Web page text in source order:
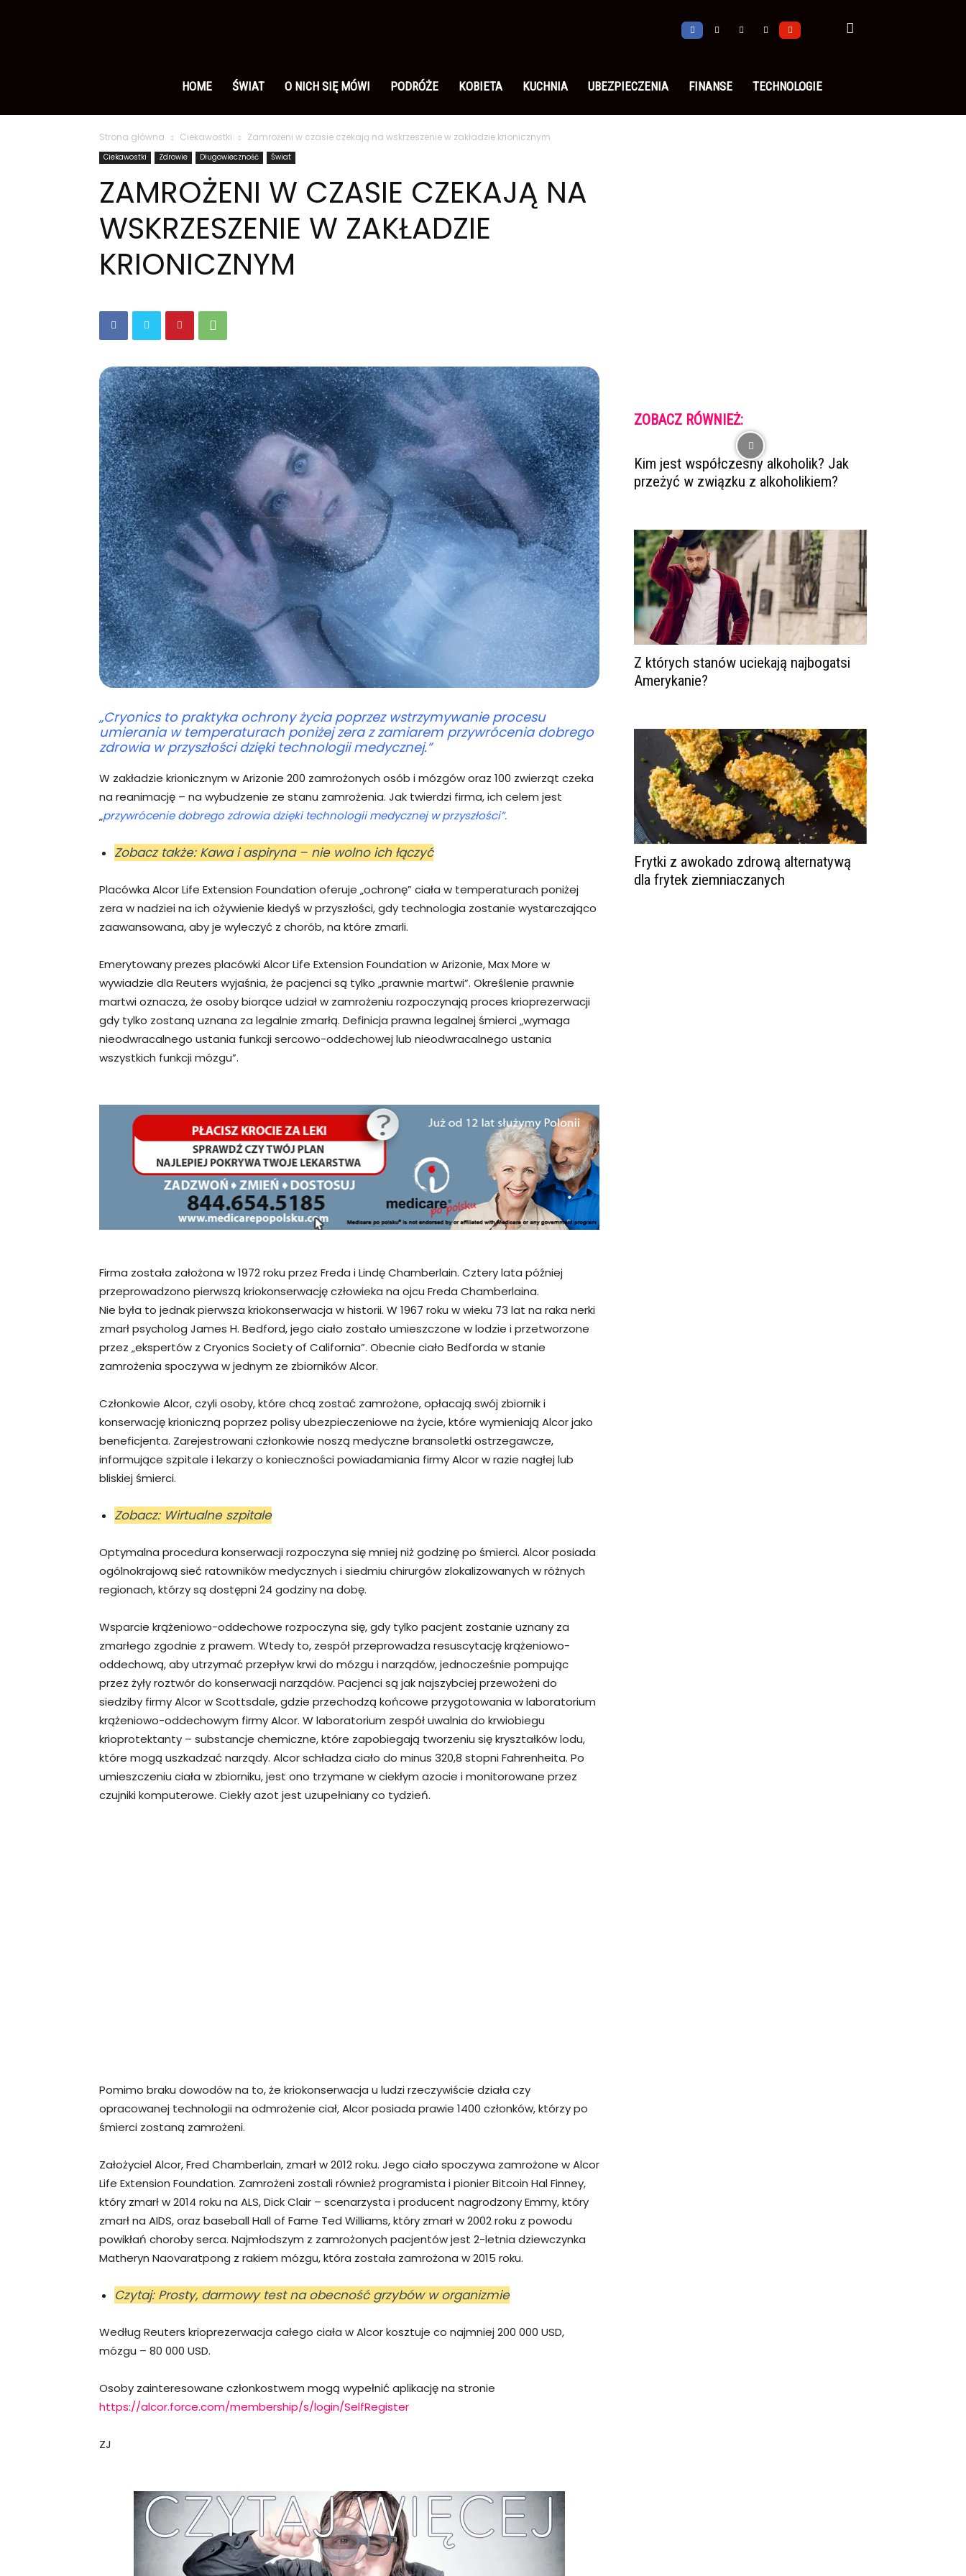
polsku
HOME ŚWIAT O NICH SIĘ MÓWI PODRÓŻE KOBIETA KUCHNIA UBEZPIECZENIA FINANSE TECHNOLOGIE
Strona główna Ciekawostki Zamrożeni w czasie czekają na wskrzeszenie w zakładzie krionicznym
Ciekawostki Zdrowie Długowieczność Świat
ZAMROŻENI W CZASIE CZEKAJĄ NA
WSKRZESZENIE W ZAKŁADZIE
KRIONICZNYM
„Cryonics to praktyka ochrony życia poprzez wstrzymywanie procesu
umierania w temperaturach poniżej zera z zamiarem przywrócenia dobrego
zdrowia w przyszłości dzięki technologii medycznej.”
W zakładzie krionicznym w Arizonie 200 zamrożonych osób i mózgów oraz 100 zwierząt czeka
na reanimację – na wybudzenie ze stanu zamrożenia. Jak twierdzi firma, ich celem jest
„przywrócenie dobrego zdrowia dzięki technologii medycznej w przyszłości”.
Zobacz także: Kawa i aspiryna – nie wolno ich łączyć
Placówka Alcor Life Extension Foundation oferuje „ochronę” ciała w temperaturach poniżej
zera w nadziei na ich ożywienie kiedyś w przyszłości, gdy technologia zostanie wystarczająco
zaawansowana, aby je wyleczyć z chorób, na które zmarli.
Emerytowany prezes placówki Alcor Life Extension Foundation w Arizonie, Max More w
wywiadzie dla Reuters wyjaśnia, że pacjenci są tylko „prawnie martwi”. Określenie prawnie
martwi oznacza, że osoby biorące udział w zamrożeniu rozpoczynają proces krioprezerwacji
gdy tylko zostaną uznana za legalnie zmarłą. Definicja prawna legalnej śmierci „wymaga
nieodwracalnego ustania funkcji sercowo-oddechowej lub nieodwracalnego ustania
wszystkich funkcji mózgu”.
Firma została założona w 1972 roku przez Freda i Lindę Chamberlain. Cztery lata później
przeprowadzono pierwszą kriokonserwację człowieka na ojcu Freda Chamberlaina.
Nie była to jednak pierwsza kriokonserwacja w historii. W 1967 roku w wieku 73 lat na raka nerki
zmarł psycholog James H. Bedford, jego ciało zostało umieszczone w lodzie i przetworzone
przez „ekspertów z Cryonics Society of California”. Obecnie ciało Bedforda w stanie
zamrożenia spoczywa w jednym ze zbiorników Alcor.
Członkowie Alcor, czyli osoby, które chcą zostać zamrożone, opłacają swój zbiornik i
konserwację krioniczną poprzez polisy ubezpieczeniowe na życie, które wymieniają Alcor jako
beneficjenta. Zarejestrowani członkowie noszą medyczne bransoletki ostrzegawcze,
informujące szpitale i lekarzy o konieczności powiadamiania firmy Alcor w razie nagłej lub
bliskiej śmierci.
Zobacz: Wirtualne szpitale
Optymalna procedura konserwacji rozpoczyna się mniej niż godzinę po śmierci. Alcor posiada
ogólnokrajową sieć ratowników medycznych i siedmiu chirurgów zlokalizowanych w różnych
regionach, którzy są dostępni 24 godziny na dobę.
Wsparcie krążeniowo-oddechowe rozpoczyna się, gdy tylko pacjent zostanie uznany za
zmarłego zgodnie z prawem. Wtedy to, zespół przeprowadza resuscytację krążeniowo-
oddechową, aby utrzymać przepływ krwi do mózgu i narządów, jednocześnie pompując
przez żyły roztwór do konserwacji narządów. Pacjenci są jak najszybciej przewożeni do
siedziby firmy Alcor w Scottsdale, gdzie przechodzą końcowe przygotowania w laboratorium
krążeniowo-oddechowym firmy Alcor. W laboratorium zespół uwalnia do krwiobiegu
krioprotektanty – substancje chemiczne, które zapobiegają tworzeniu się kryształków lodu,
które mogą uszkadzać narządy. Alcor schładza ciało do minus 320,8 stopni Fahrenheita. Po
umieszczeniu ciała w zbiorniku, jest ono trzymane w ciekłym azocie i monitorowane przez
czujniki komputerowe. Ciekły azot jest uzupełniany co tydzień.
Pomimo braku dowodów na to, że kriokonserwacja u ludzi rzeczywiście działa czy
opracowanej technologii na odmrożenie ciał, Alcor posiada prawie 1400 członków, którzy po
śmierci zostaną zamrożeni.
Założyciel Alcor, Fred Chamberlain, zmarł w 2012 roku. Jego ciało spoczywa zamrożone w Alcor
Life Extension Foundation. Zamrożeni zostali również programista i pionier Bitcoin Hal Finney,
który zmarł w 2014 roku na ALS, Dick Clair – scenarzysta i producent nagrodzony Emmy, który
zmarł na AIDS, oraz baseball Hall of Fame Ted Williams, który zmarł w 2002 roku z powodu
powikłań choroby serca. Najmłodszym z zamrożonych pacjentów jest 2-letnia dziewczynka
Matheryn Naovaratpong z rakiem mózgu, która została zamrożona w 2015 roku.
Czytaj: Prosty, darmowy test na obecność grzybów w organizmie
Według Reuters krioprezerwacja całego ciała w Alcor kosztuje co najmniej 200 000 USD,
mózgu – 80 000 USD.
Osoby zainteresowane członkostwem mogą wypełnić aplikację na stronie
https://alcor.force.com/membership/s/login/SelfRegister
ZJ
ZOBACZ RÓWNIEŻ:
Kim jest współczesny alkoholik? Jak
przeżyć w związku z alkoholikiem?
Z których stanów uciekają najbogatsi
Amerykanie?
Frytki z awokado zdrową alternatywą
dla frytek ziemniaczanych